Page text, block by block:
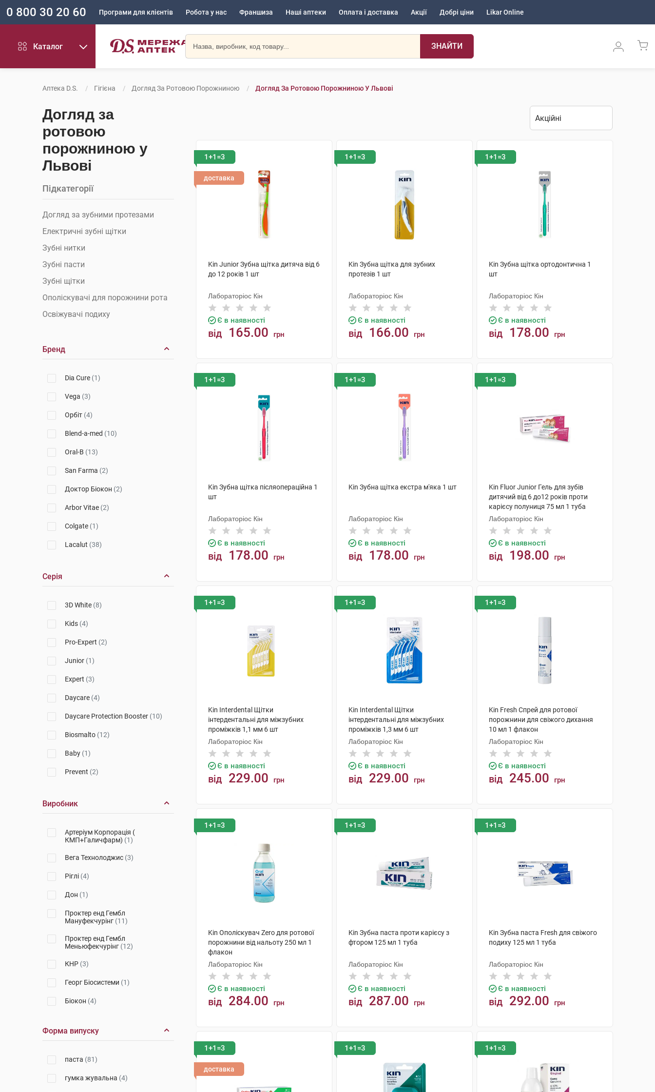
0 800 30 20 60 Програми для клієнтів Робота у нас Франшиза Наші аптеки Оплата і доставка Акції Добрі ціни Likar Online
Каталог ЗНАЙТИ
Аптека D.S. Гігієна Догляд За Ротовою Порожниною Догляд За Ротовою Порожниною У Львові
Догляд за
ротовою
порожниною у
Львові
Підкатегорії
Догляд за зубними протезами
Електричні зубні щітки
Зубні нитки
Зубні пасти
Зубні щітки
Ополіскувачі для порожнини рота
Освіжувачі подиху
Бренд
Dia Cure (1)
Vega (3)
Орбіт (4)
Blend-a-med (10)
Oral-B (13)
San Farma (2)
Доктор Біокон (2)
Arbor Vitae (2)
Colgate (1)
Lacalut (38)
Meridol
Серія
3D White (8)
Kids (4)
Pro-Expert (2)
Junior (1)
Expert (3)
Daycare (4)
Daycare Protection Booster (10)
Biosmalto (12)
Baby (1)
Prevent (2)
Виробник
Артеріум Корпорація (
КМП+Галичфарм) (1)
Вега Технолоджис (3)
Ріглі (4)
Дон (1)
Проктер енд Гембл
Мануфекчурінг (11)
Проктер енд Гембл
Меньюфекчурінг (12)
КНР (3)
Георг Біосистеми (1)
Біокон (4)
Квайссер Фарма
Джонсон і Джонсон
Форма випуску
паста (81)
гумка жувальна (4)
1+1=3
доставка
Kin Junior Зубна щітка дитяча від 6
до 12 років 1 шт
Лабораторіос Кін
Є в наявності
від 165.00 грн
1+1=3
Kin Зубна щітка для зубних
протезів 1 шт
Лабораторіос Кін
Є в наявності
від 166.00 грн
1+1=3
Kin Зубна щітка ортодонтична 1
шт
Лабораторіос Кін
Є в наявності
від 178.00 грн
1+1=3
Kin Зубна щітка післяопераційна 1
шт
Лабораторіос Кін
Є в наявності
від 178.00 грн
1+1=3
Kin Зубна щітка екстра м'яка 1 шт
Лабораторіос Кін
Є в наявності
від 178.00 грн
1+1=3
Kin Fluor Junior Гель для зубів
дитячий від 6 до12 років проти
карієсу полуниця 75 мл 1 туба
Лабораторіос Кін
Є в наявності
від 198.00 грн
1+1=3
Kin Interdental Щітки
інтердентальні для міжзубних
проміжків 1,1 мм 6 шт
Лабораторіос Кін
Є в наявності
від 229.00 грн
1+1=3
Kin Interdental Щітки
інтердентальні для міжзубних
проміжків 1,3 мм 6 шт
Лабораторіос Кін
Є в наявності
від 229.00 грн
1+1=3
Kin Fresh Спрей для ротової
порожнини для свіжого дихання
10 мл 1 флакон
Лабораторіос Кін
Є в наявності
від 245.00 грн
1+1=3
Kin Ополіскувач Zero для ротової
порожнини від нальоту 250 мл 1
флакон
Лабораторіос Кін
Є в наявності
від 284.00 грн
1+1=3
Kin Зубна паста проти карієсу з
фтором 125 мл 1 туба
Лабораторіос Кін
Є в наявності
від 287.00 грн
1+1=3
Kin Зубна паста Fresh для свіжого
подиху 125 мл 1 туба
Лабораторіос Кін
Є в наявності
від 292.00 грн
1+1=3
доставка
1+1=3 1+1=3